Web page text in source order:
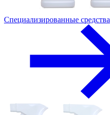
Специализированные средства